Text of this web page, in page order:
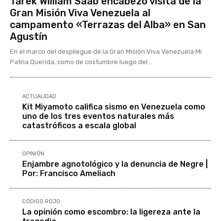
Gran Misión Viva Venezuela al
campamento «Terrazas del Alba» en San
Agustín
En el marco del despliegue de la Gran Misión Viva Venezuela Mi
Patria Querida, como de costumbre luego del...
ACTUALIDAD
Kit Miyamoto califica sismo en Venezuela como
uno de los tres eventos naturales más
catastróficos a escala global
OPINIÓN
Enjambre agnotológico y la denuncia de Negre |
Por: Francisco Ameliach
CÓDIGO ROJO
La opinión como escombro: la ligereza ante la